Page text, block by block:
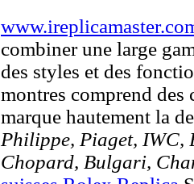
combiner une large
des styles et des
montres comprend des
marque hautement la
Philippe, Piaget, IWC,
Chopard, Bulgari,